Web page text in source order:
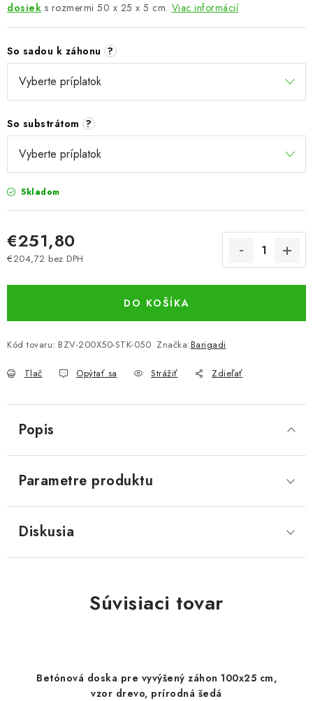
dosiek s rozmermi 50 x 25 x 5 cm. Viac informácií
So sadou k záhonu ?
So substrátom ?
Skladom
€251,80
€204,72 bez DPH
DO KOŠÍKA
Kód tovaru: BZV-200X50-STK-050 Značka:Barigadi
Tlač Opýtať sa Strážiť Zdieľať
Popis
Parametre produktu
Diskusia
Súvisiaci tovar
Betónová doska pre vyvýšený záhon 100x25 cm,
vzor drevo, prírodná šedá